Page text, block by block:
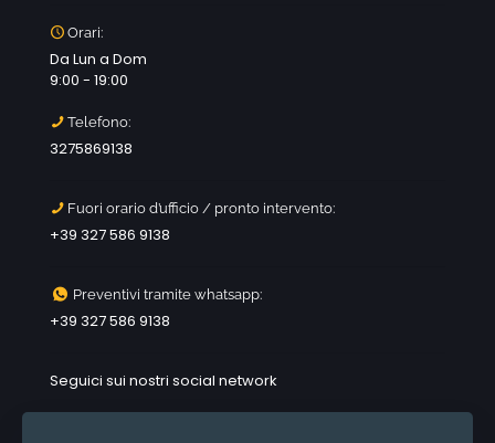
Orari:
Da Lun a Dom
9:00 - 19:00
Telefono:
3275869138
Fuori orario d’ufficio / pronto intervento:
+39 327 586 9138
Preventivi tramite whatsapp:
+39 327 586 9138
Seguici sui nostri social network